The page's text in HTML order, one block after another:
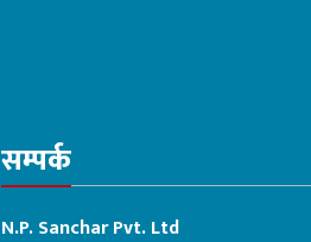
सम्पर्क
N.P. Sanchar Pvt. Ltd